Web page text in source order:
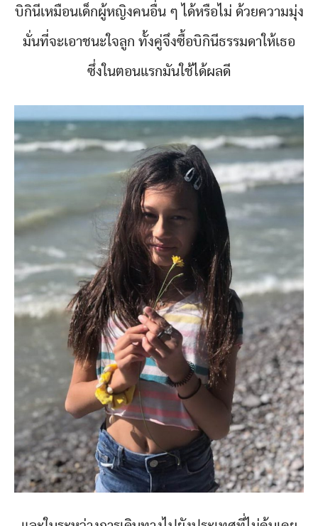
บิกินีเหมือนเด็กผู้หญิงคนอื่น ๆ ได้หรือไม่ ด้วยความมุ่ง
มั่นที่จะเอาชนะใจลูก ทั้งคู่จึงซื้อบิกินีธรรมดาให้เธอ
ซึ่งในตอนแรกมันใช้ได้ผลดี